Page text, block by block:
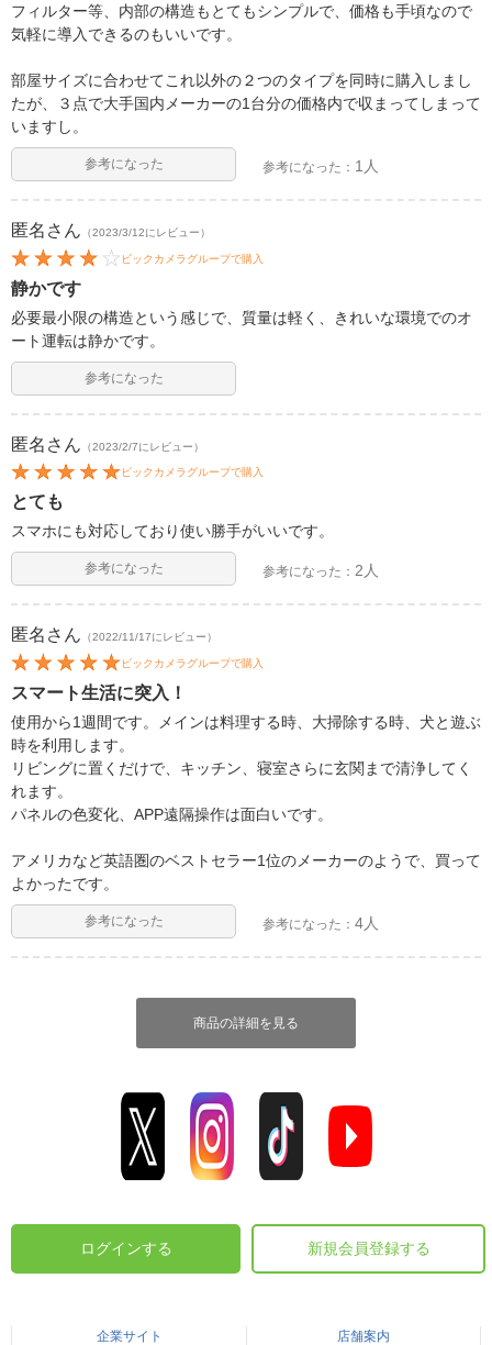
フィルター等、内部の構造もとてもシンプルで、価格も手頃なので
気軽に導入できるのもいいです。
部屋サイズに合わせてこれ以外の２つのタイプを同時に購入しまし
たが、３点で大手国内メーカーの1台分の価格内で収まってしまって
いますし。
参考になった 参考になった： 1人
匿名 さん （2023/3/12にレビュー）
ビックカメラグループで購入
静かです
必要最小限の構造という感じで、質量は軽く、きれいな環境でのオ
ート運転は静かです。
参考になった
匿名 さん （2023/2/7にレビュー）
ビックカメラグループで購入
とても
スマホにも対応しており使い勝手がいいです。
参考になった 参考になった：2人
匿名 さん （2022/11/17にレビュー）
ビックカメラグループで購入
スマート生活に突入！
使用から1週間です。メインは料理する時、大掃除する時、犬と遊ぶ
時を利用します。
リビングに置くだけで、キッチン、寝室さらに玄関まで清浄してく
れます。
パネルの色変化、APP遠隔操作は面白いです。
アメリカなど英語圏のベストセラー1位のメーカーのようで、買って
よかったです。
参考になった 参考になった：4人
商品の詳細を見る
ログインする 新規会員登録する
企業サイト 店舗案内